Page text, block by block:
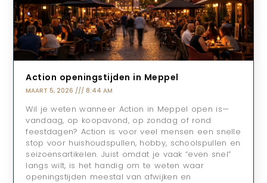
Action openingstijden in Meppel
MAART 5, 2026 8:44 AM
Wil je weten wanneer Action in Meppel open is—
vandaag, op koopavond, op zondag of rond
feestdagen? Action is voor veel mensen een snelle
stop voor huishoudspullen, hobby, schoolspullen en
seizoensartikelen. Juist omdat je vaak “even snel”
langs wilt, is het handig om te weten waar
openingstijden meestal van afwijken en